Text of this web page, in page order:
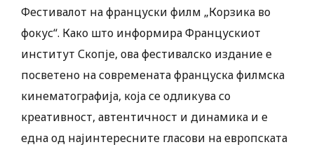
Фестивалот на француски филм „Корзика во
фокус“. Како што информира Францускиот
институт Скопје, ова фестивалско издание е
посветено на современата француска филмска
кинематографија, која се одликува со
креативност, автентичност и динамика и е
една од најинтересните гласови на европската